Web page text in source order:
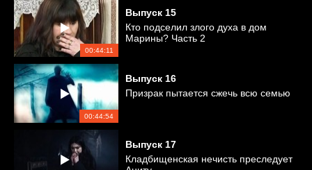
00:44:11
Выпуск 15
Кто подселил злого духа в дом
Марины? Часть 2
00:44:54
Выпуск 16
Призрак пытается сжечь всю семью
Выпуск 17
Кладбищенская нечисть преследует